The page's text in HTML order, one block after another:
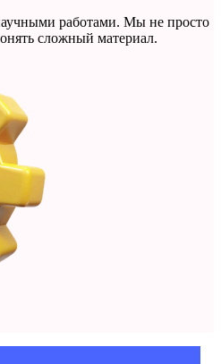
работами. Мы не просто
сложный материал.